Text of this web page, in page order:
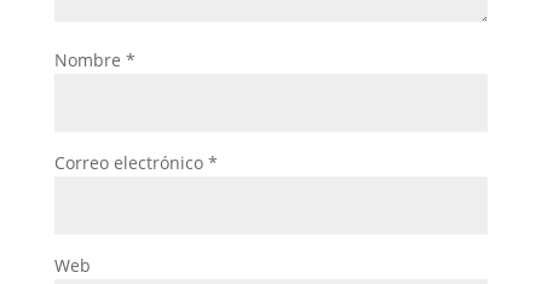
Nombre *
Correo electrónico *
Web